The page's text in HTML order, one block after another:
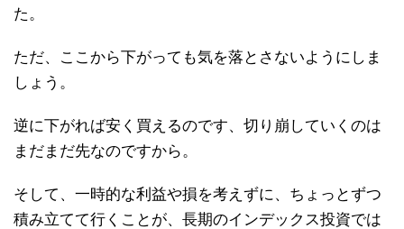
た。
ただ、ここから下がっても気を落とさないようにしま
しょう。
逆に下がれば安く買えるのです、切り崩していくのは
まだまだ先なのですから。
そして、一時的な利益や損を考えずに、ちょっとずつ
積み立てて行くことが、長期のインデックス投資では